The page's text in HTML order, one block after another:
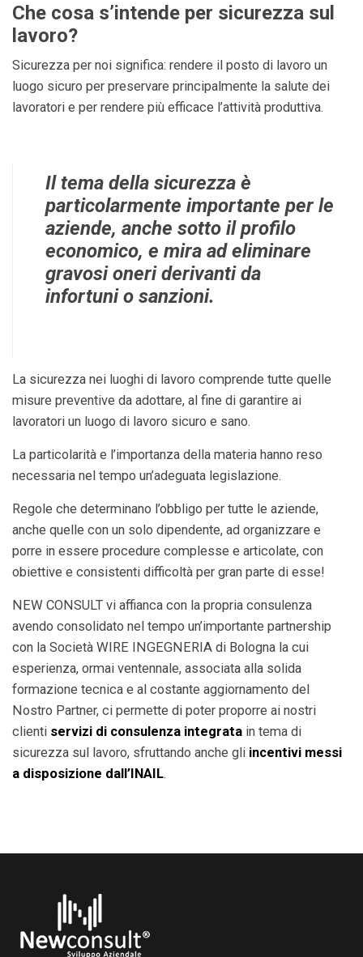
Che cosa s’intende per sicurezza sul
lavoro?
Sicurezza per noi significa: rendere il posto di lavoro un
luogo sicuro per preservare principalmente la salute dei
lavoratori e per rendere più efficace l’attività produttiva.
Il tema della sicurezza è
particolarmente importante per le
aziende, anche sotto il profilo
economico, e mira ad eliminare
gravosi oneri derivanti da
infortuni o sanzioni.
La sicurezza nei luoghi di lavoro comprende tutte quelle
misure preventive da adottare, al fine di garantire ai
lavoratori un luogo di lavoro sicuro e sano.
La particolarità e l’importanza della materia hanno reso
necessaria nel tempo un’adeguata legislazione.
Regole che determinano l’obbligo per tutte le aziende,
anche quelle con un solo dipendente, ad organizzare e
porre in essere procedure complesse e articolate, con
obiettive e consistenti difficoltà per gran parte di esse!
NEW CONSULT vi affianca con la propria consulenza
avendo consolidato nel tempo un’importante partnership
con la Società WIRE INGEGNERIA di Bologna la cui
esperienza, ormai ventennale, associata alla solida
formazione tecnica e al costante aggiornamento del
Nostro Partner, ci permette di poter proporre ai nostri
clienti servizi di consulenza integrata in tema di
sicurezza sul lavoro, sfruttando anche gli incentivi messi
a disposizione dall’INAIL.